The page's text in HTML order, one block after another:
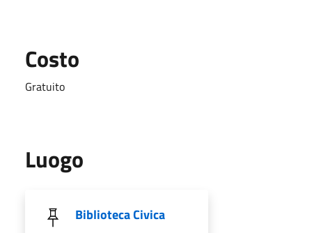
Costo
Gratuito
Luogo
Biblioteca Civica